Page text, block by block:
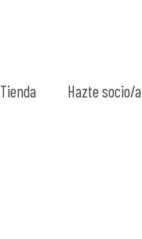
Tienda Hazte socio/a